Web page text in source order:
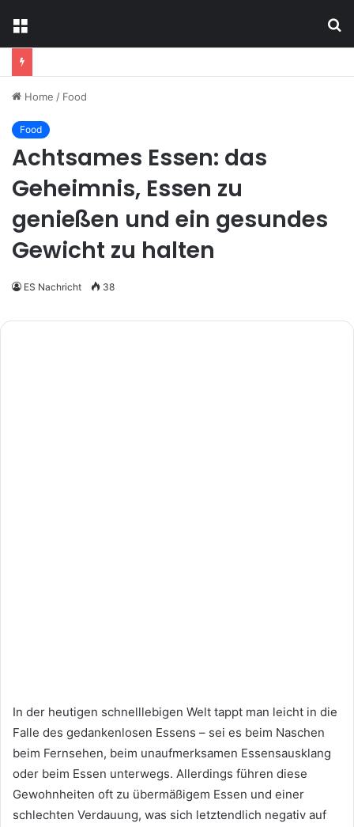
Home / Food
Food
Achtsames Essen: das
Geheimnis, Essen zu
genießen und ein gesundes
Gewicht zu halten
ES Nachricht 38
In der heutigen schnelllebigen Welt tappt man leicht in die
Falle des gedankenlosen Essens – sei es beim Naschen
beim Fernsehen, beim unaufmerksamen Essensausklang
oder beim Essen unterwegs. Allerdings führen diese
Gewohnheiten oft zu übermäßigem Essen und einer
schlechten Verdauung, was sich letztendlich negativ auf